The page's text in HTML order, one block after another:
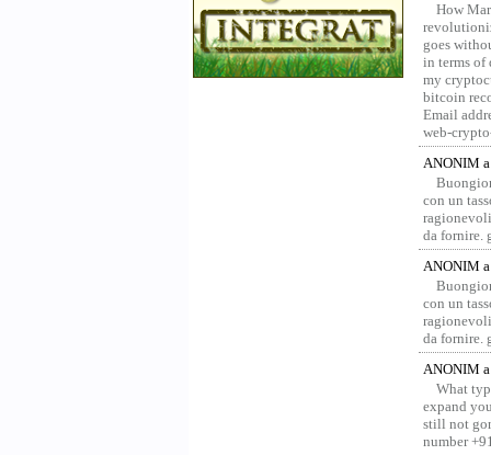
How
goes
in terms of
my
bitcoin
Email
web-
ANONIM
con un
da fornire.
ANONIM
con un
da fornire.
ANONIM
What
expand
still not
number